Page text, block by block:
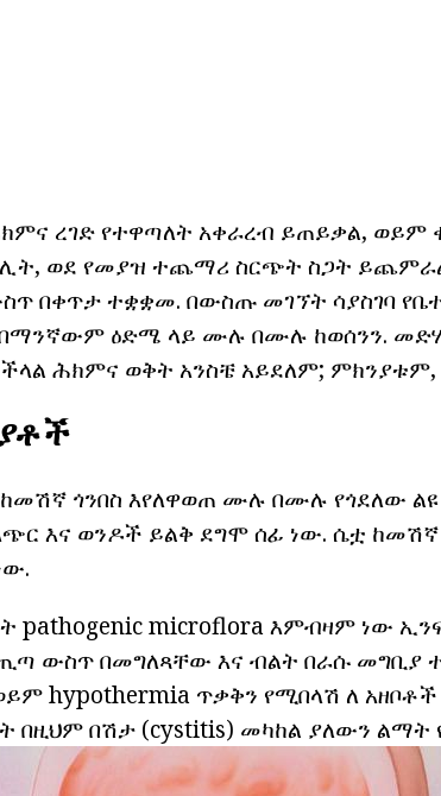
ረገድ የተዋጣለት አቀራረብ ይጠይቃል,
ወደ የመያዝ ተጨማሪ ስርጭት ስጋት
በቀጥታ ተቋቋመ. በውስጡ መገኘት ሳያስገባ
ዕድሜ ላይ ሙሉ በሙሉ ከወሰንን.
ሕክምና ወቅት አንስቼ አይደለም;
ጎንበስ እየለዋወጠ ሙሉ በሙሉ የጎደለው ልዩ
እና ወንዶች ይልቅ ደግሞ ሰፊ ነው. ሴቷ
microflora እምብዛም ነው
ውስጥ በመግለጻቸው እና ብልት በራሱ መግቢያ
hypothermia ጥቃቅን የሚበላሽ ለ
በዚህም በሽታ (cystitis) መካከል ያለውን ልማት